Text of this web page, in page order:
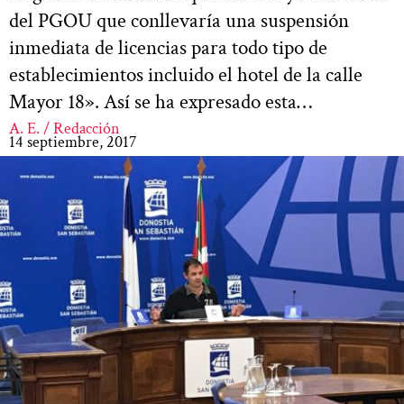
del PGOU que conllevaría una suspensión
inmediata de licencias para todo tipo de
establecimientos incluido el hotel de la calle
Mayor 18». Así se ha expresado esta…
A. E. / Redacción
14 septiembre, 2017